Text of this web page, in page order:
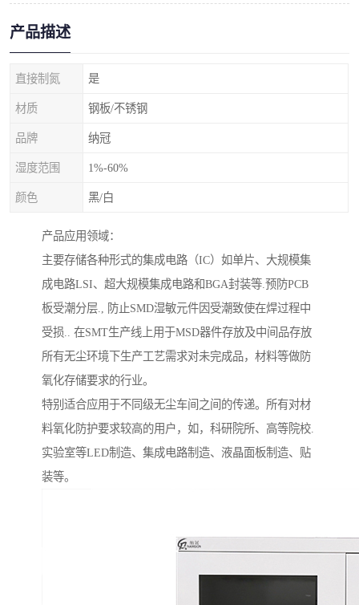
产品描述
直接制氮 是
材质 钢板/不锈钢
品牌 纳冠
湿度范围 1%-60%
颜色 黑/白
产品应用领域：
主要存储各种形式的集成电路（IC）如单片、大规模集
成电路LSI、超大规模集成电路和BGA封装等.预防PCB
板受潮分层., 防止SMD湿敏元件因受潮致使在焊过程中
受损.. 在SMT生产线上用于MSD器件存放及中间品存放
所有无尘环境下生产工艺需求对未完成品，材料等做防
氧化存储要求的行业。
特别适合应用于不同级无尘车间之间的传递。所有对材
料氧化防护要求较高的用户，如，科研院所、高等院校.
实验室等LED制造、集成电路制造、液晶面板制造、贴
装等。